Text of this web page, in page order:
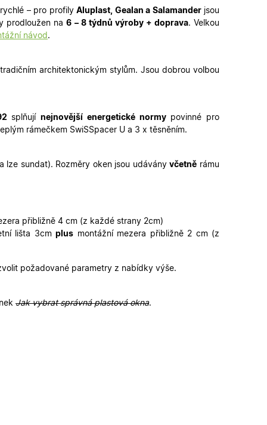
rychlé – pro profilyAluplast, Gealan a Salamanderjsou
prodloužen na6 – 8 týdnů výroby + doprava. Velkou
návod .
architektonickým stylům. Jsou dobrou volbou
splňujínejnovější energetické normypovinné pro
rámečkem SwiSSpacer U a 3 x těsněním.
lze sundat). Rozměry oken jsou udáványvčetně rámu
přibližně 4 cm (z každé strany 2cm)
lišta 3cmplus montážní mezera přibližně 2 cm (z
požadované parametry z nabídky výše.
Jak vybrat správná plastová okna.
a udržení
nákupního
stavu relace.
Analytics - což
Google.
k výpočtu
přehledy
podporuje
informace o
reklamu,
jako je nabízení
reklamu,
webu.
cookies.